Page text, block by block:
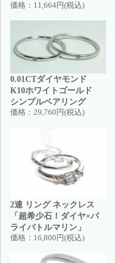
価格： 11,664円(税込)
0.01CTダイヤモンド
K10ホワイトゴールド
シンプルペアリング
価格： 29,760円(税込)
2連 リング ネックレス
「超希少石！ダイヤ×パ
ライバトルマリン」
価格： 16,800円(税込)